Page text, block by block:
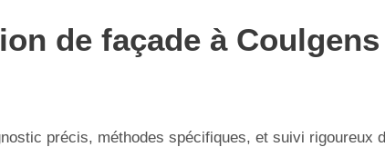
de façade à Coulgens
précis, méthodes spécifiques, et suivi rigoureux